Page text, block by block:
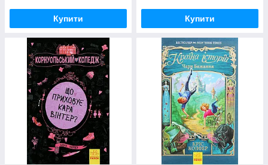
Купити Купити